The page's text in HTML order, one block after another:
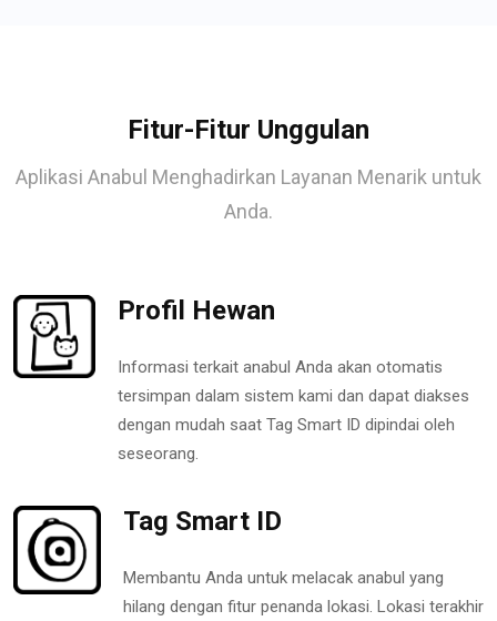
Fitur-Fitur Unggulan
Aplikasi Anabul Menghadirkan Layanan Menarik untuk
Anda.
Profil Hewan
Informasi terkait anabul Anda akan otomatis
tersimpan dalam sistem kami dan dapat diakses
dengan mudah saat Tag Smart ID dipindai oleh
seseorang.
Tag Smart ID
Membantu Anda untuk melacak anabul yang
hilang dengan fitur penanda lokasi. Lokasi terakhir